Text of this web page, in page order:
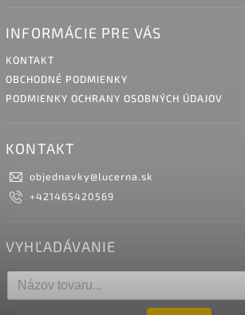
INFORMÁCIE PRE VÁS
KONTAKT
OBCHODNÉ PODMIENKY
PODMIENKY OCHRANY OSOBNÝCH ÚDAJOV
KONTAKT
objednavky@lucerna.sk
+421465420569
VYHĽADÁVANIE